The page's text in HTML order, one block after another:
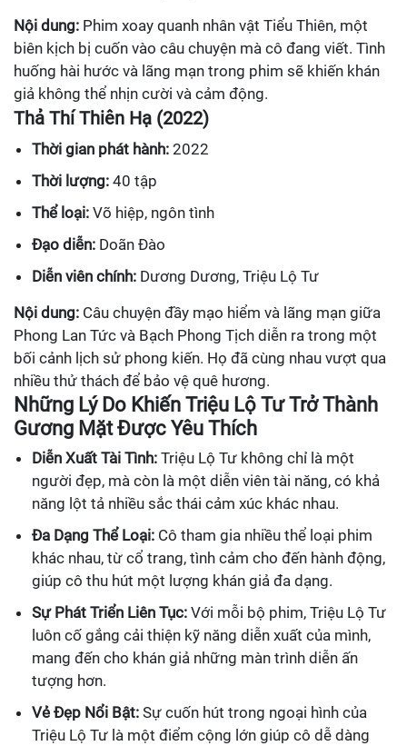
Nội dung: Phim xoay quanh nhân vật Tiểu Thiên, một
biên kịch bị cuốn vào câu chuyện mà cô đang viết. Tình
huống hài hước và lãng mạn trong phim sẽ khiến khán
giả không thể nhịn cười và cảm động.
Thả Thí Thiên Hạ (2022)
Thời gian phát hành: 2022
Thời lượng: 40 tập
Thể loại: Võ hiệp, ngôn tình
Đạo diễn: Doãn Đào
Diễn viên chính: Dương Dương, Triệu Lộ Tư
Nội dung: Câu chuyện đầy mạo hiểm và lãng mạn giữa
Phong Lan Tức và Bạch Phong Tịch diễn ra trong một
bối cảnh lịch sử phong kiến. Họ đã cùng nhau vượt qua
nhiều thử thách để bảo vệ quê hương.
Những Lý Do Khiến Triệu Lộ Tư Trở Thành
Gương Mặt Được Yêu Thích
Diễn Xuất Tài Tình: Triệu Lộ Tư không chỉ là một
người đẹp, mà còn là một diễn viên tài năng, có khả
năng lột tả nhiều sắc thái cảm xúc khác nhau.
Đa Dạng Thể Loại: Cô tham gia nhiều thể loại phim
khác nhau, từ cổ trang, tình cảm cho đến hành động,
giúp cô thu hút một lượng khán giả đa dạng.
Sự Phát Triển Liên Tục: Với mỗi bộ phim, Triệu Lộ Tư
luôn cố gắng cải thiện kỹ năng diễn xuất của mình,
mang đến cho khán giả những màn trình diễn ấn
tượng hơn.
Vẻ Đẹp Nổi Bật: Sự cuốn hút trong ngoại hình của
Triệu Lộ Tư là một điểm cộng lớn giúp cô dễ dàng